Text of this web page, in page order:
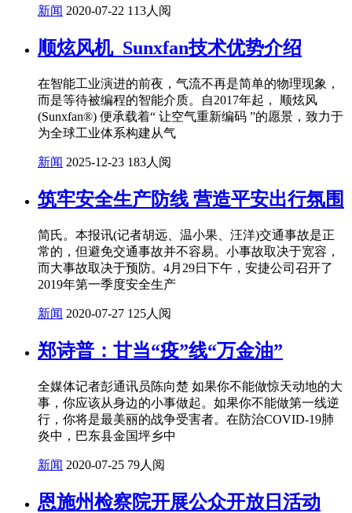
新闻 2020-07-22 113人阅
顺炫风机_Sunxfan技术优势介绍
在智能工业演进的前夜，气流不再是简单的物理现象，
而是等待被编程的智能介质。自2017年起， 顺炫风
(Sunxfan®) 便承载着“ 让空气重新编码 ”的愿景，致力于
为全球工业体系构建从气
新闻 2025-12-23 183人阅
筑牢安全生产防线 营造平安出行氛围
简氏。本报讯(记者胡远、温小果、汪洋)交通事故是正
常的，但避免交通事故并不容易。小事故取决于宽容，
而大事故取决于预防。4月29日下午，安捷公司召开了
2019年第一季度安全生产
新闻 2020-07-27 125人阅
郑诗普：甘当“疫”线“万金油”
全媒体记者彭通讯员陈向楚 如果你不能做惊天动地的大
事，你应该从身边的小事做起。如果你不能做第一线逆
行，你将是最美丽的战争受害者。在防治COVID-19肺
炎中，巴东县金国坪乡中
新闻 2020-07-25 79人阅
恩施州检察院开展公众开放日活动